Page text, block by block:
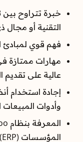
التقنية أو مجال
فهم قوي لمبادئ
مهارات ممتازة
عالية على
وأدوات المبيعات
المؤسسات (ERP) الأخرى تُعد ميزة إضافية.